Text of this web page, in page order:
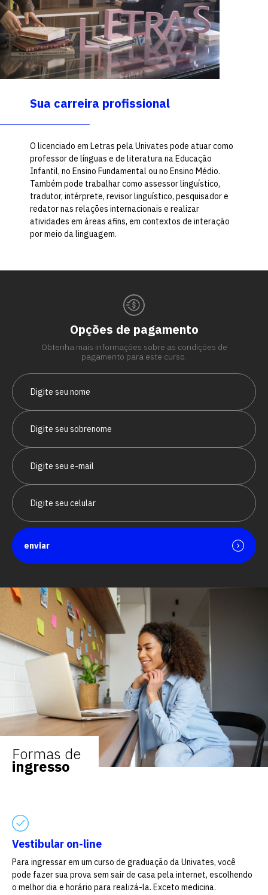
Sua carreira profissional
O licenciado em Letras pela Univates pode atuar como
professor de línguas e de literatura na Educação
Infantil, no Ensino Fundamental ou no Ensino Médio.
Também pode trabalhar como assessor linguístico,
tradutor, intérprete, revisor linguístico, pesquisador e
redator nas relações internacionais e realizar
atividades em áreas afins, em contextos de interação
por meio da linguagem.
Opções de pagamento
Obtenha mais informações sobre as condições de
pagamento para este curso.
enviar
Formas de
ingresso
Vestibular on-line
Para ingressar em um curso de graduação da Univates, você
pode fazer sua prova sem sair de casa pela internet, escolhendo
o melhor dia e horário para realizá-la. Exceto medicina.
Escolha a vaga que você
quer concorrer: